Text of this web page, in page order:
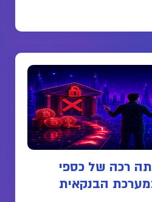
רכה של כספי
הבנקאית